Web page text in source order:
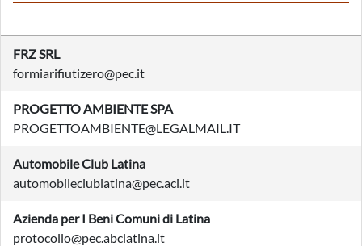
FRZ SRL
formiarifiutizero@pec.it
PROGETTO AMBIENTE SPA
PROGETTOAMBIENTE@LEGALMAIL.IT
Automobile Club Latina
automobileclublatina@pec.aci.it
Azienda per I Beni Comuni di Latina
protocollo@pec.abclatina.it